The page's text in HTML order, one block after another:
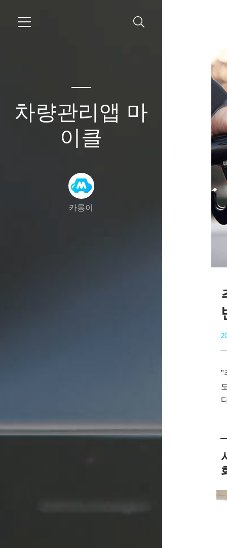
차량관리앱 마
이클
카롱이
"